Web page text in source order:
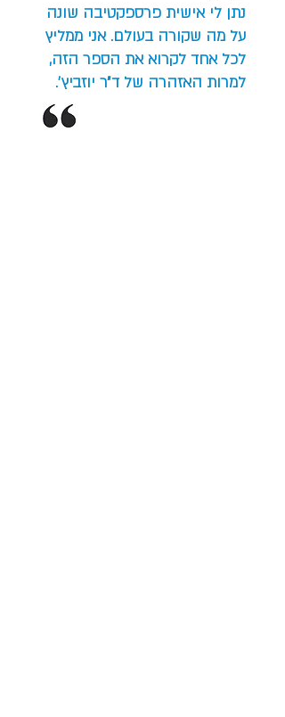
נתן לי אישית פרספקטיבה שונה
על מה שקורה בעולם. אני ממליץ
לכל אחד לקרוא את הספר הזה,
למרות האזהרה של ד״ר יוזביץ׳.